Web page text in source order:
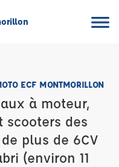
ECF MONTMORILLON
à moteur,
des
plus de 6CV
(environ 11